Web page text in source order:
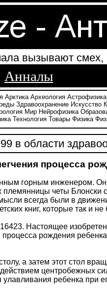
вызывают смех,
Анналы
Арктика Археология Астрофизика
Здравоохранение Искусство
Мир Нейрофизика
Технология Товары Физика
в области
процесса
горным инженером. Он
племянницы четы
мысли всегда были в
книг, которые так и
Настоящее
рождения
а затем этот стол
центробежных
ребенка при